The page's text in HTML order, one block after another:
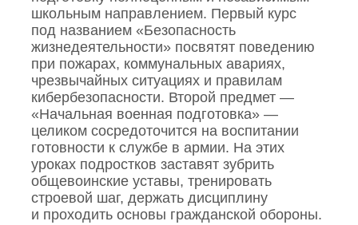
школьным направлением. Первый курс
под названием «Безопасность
жизнедеятельности» посвятят поведению
при пожарах, коммунальных авариях,
чрезвычайных ситуациях и правилам
кибербезопасности. Второй предмет —
«Начальная военная подготовка» —
целиком сосредоточится на воспитании
готовности к службе в армии. На этих
уроках подростков заставят зубрить
общевоинские уставы, тренировать
строевой шаг, держать дисциплину
и проходить основы гражданской обороны.